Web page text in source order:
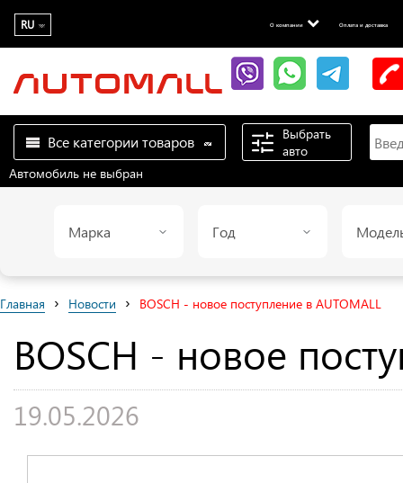
RU О компании Оплата и доставка
Все категории товаров
Выбрать
авто
Автомобиль не выбран
Марка Год
Главная › Новости › BOSCH - новое поступление в AUTOMALL
BOSCH - новое
19.05.2026